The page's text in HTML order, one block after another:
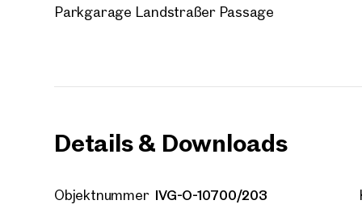
Parkgarage Landstraßer Passage
Details & Downloads
Objektnummer IVG-O-10700/203